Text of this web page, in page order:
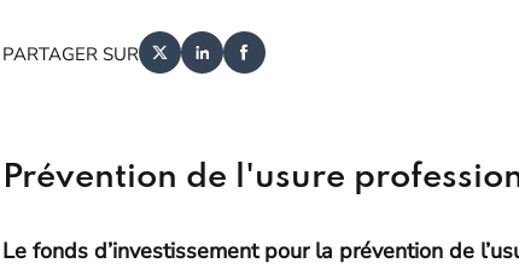
PARTAGER SUR
Prévention de l'usure
Le fonds d’investissement pour la prévention de